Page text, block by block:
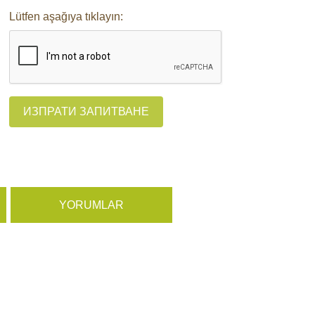
Lütfen aşağıya tıklayın:
ИЗПРАТИ ЗАПИТВАНЕ
YORUMLAR